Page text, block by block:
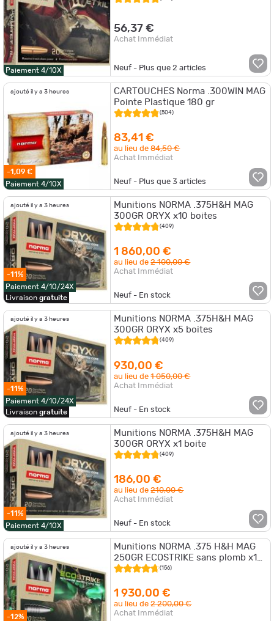
Paiement 4/10X
56,37 €
Achat Immédiat
Neuf - Plus que2 articles
ajouté il y a 3 heures
-1,09 €
Paiement 4/10X
CARTOUCHES Norma .300WIN MAG
Pointe Plastique 180 gr
(504)
83,41 €
au lieu de84,50 €
Achat Immédiat
Neuf - Plus que3 articles
ajouté il y a 3 heures
-11%
Paiement 4/10/24X
Livraison gratuite
Munitions NORMA .375H&H MAG
300GR ORYX x10 boites
(409)
1 860,00 €
au lieu de2 100,00 €
Achat Immédiat
Neuf - En stock
ajouté il y a 3 heures
-11%
Paiement 4/10/24X
Livraison gratuite
Munitions NORMA .375H&H MAG
300GR ORYX x5 boites
(409)
930,00 €
au lieu de1 050,00 €
Achat Immédiat
Neuf - En stock
ajouté il y a 3 heures
-11%
Paiement 4/10X
Munitions NORMA .375H&H MAG
300GR ORYX x1 boite
(409)
186,00 €
au lieu de210,00 €
Achat Immédiat
Neuf - En stock
ajouté il y a 3 heures
-12%
Munitions NORMA .375 H&H MAG
250GR ECOSTRIKE sans plomb x10
boites
(156)
1 930,00 €
au lieu de2 200,00 €
Achat Immédiat